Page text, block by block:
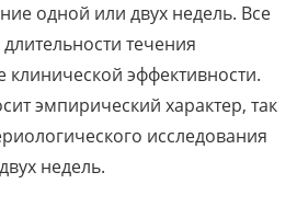
одной или двух недель. Все
течения
клинической эффективности.
эмпирический характер, так
исследования
недель.